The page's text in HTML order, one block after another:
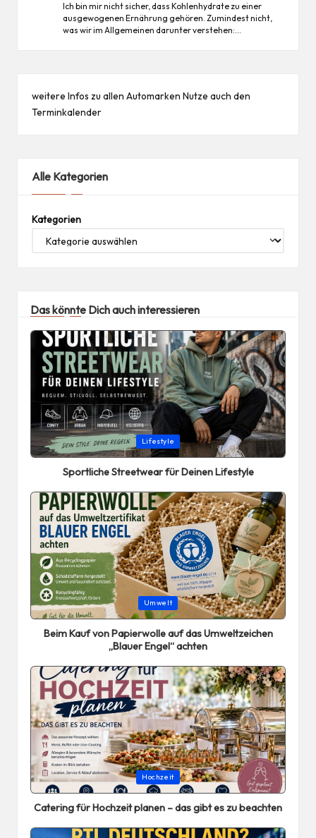
Ich bin mir nicht sicher, dass Kohlenhydrate zu einer
ausgewogenen Ernährung gehören. Zumindest nicht,
was wir im Allgemeinen darunter verstehen:…
weitere Infos zu allen Automarken Nutze auch den
Terminkalender
Alle Kategorien
Kategorien
Das könnte Dich auch interessieren
Posted
in
Lifestyle
Sportliche Streetwear für Deinen Lifestyle
Posted
in
Umwelt
Beim Kauf von Papierwolle auf das Umweltzeichen
„Blauer Engel“ achten
Posted
in
Hochzeit
Catering für Hochzeit planen – das gibt es zu beachten